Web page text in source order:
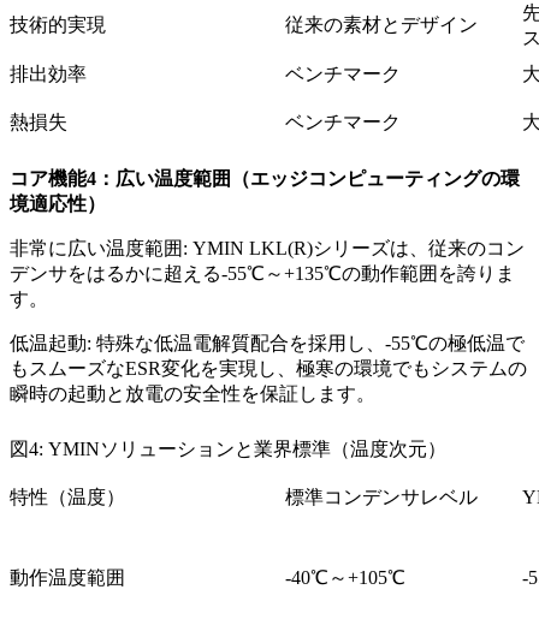
技術的実現​ 従来の素材とデザイン
排出効率​
ベンチマーク
熱損失​ ベンチマーク
コア機能4：広い温度範囲（エッジコンピューティングの環
境適応性）
非常に広い温度範囲: YMIN LKL(R)シリーズは、従来のコン
デンサをはるかに超える-55℃～+135℃の動作範囲を誇りま
す。
低温起動: 特殊な低温電解質配合を採用し、-55℃の極低温で
もスムーズなESR変化を実現し、極寒の環境でもシステムの
瞬時の起動と放電の安全性を保証します。
図4: YMINソリューションと業界標準（温度次元）
特性（温度） 標準コンデンサレベル
動作温度範囲​ -40℃～+105℃ -